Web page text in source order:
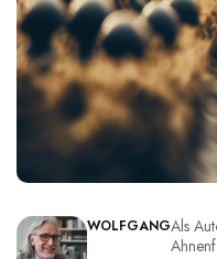
WOLFGANGAls